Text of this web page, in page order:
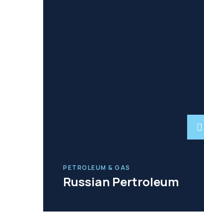
PETROLEUM & GAS
Russian Pertroleum